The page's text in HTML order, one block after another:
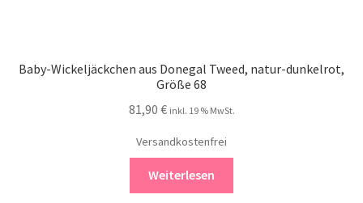
Baby-Wickeljäckchen aus Donegal Tweed, natur-dunkelrot,
Größe 68
81,90 € inkl. 19 % MwSt.
Versandkostenfrei
Weiterlesen